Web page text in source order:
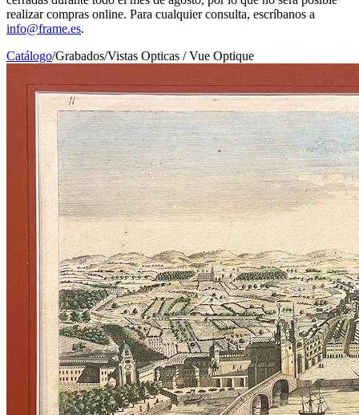
realizar compras online. Para cualquier consulta, escríbanos a
info@frame.es.
Catálogo/Grabados/Vistas Opticas / Vue Optique